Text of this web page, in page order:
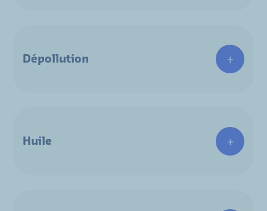
Dépollution
Huile